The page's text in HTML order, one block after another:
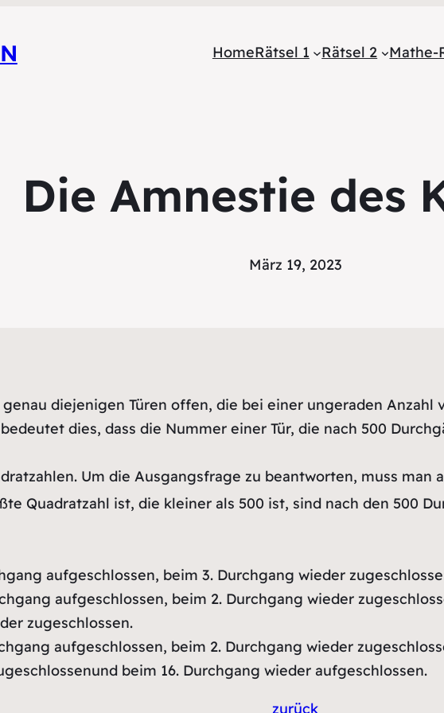
HomeRätsel 1 Rätsel 2 Mathe-
Die Amnestie des
März 19, 2023
diejenigen Türen offen, die bei einer ungeraden
dies, dass die Nummer einer Tür, die nach 500
Um die Ausgangsfrage zu beantworten, muss
Quadratzahl ist, die kleiner als 500 ist, sind nach den 500
aufgeschlossen, beim 3. Durchgang wieder
aufgeschlossen, beim 2. Durchgang wieder
zugeschlossen.
aufgeschlossen, beim 2. Durchgang wieder
beim 16. Durchgang wieder aufgeschlossen.
zurück